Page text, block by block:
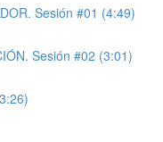
Sesión #01 (4:49)
Sesión #02 (3:01)